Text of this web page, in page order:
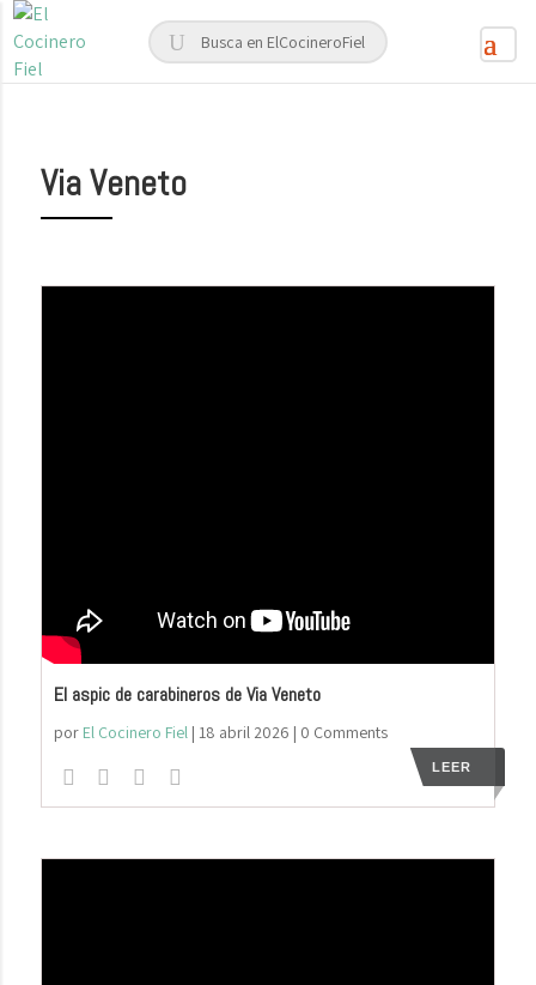
Via Veneto
El aspic de carabineros de Via Veneto
por El Cocinero Fiel| 18 abril 2026 | 0 Comments
LEER